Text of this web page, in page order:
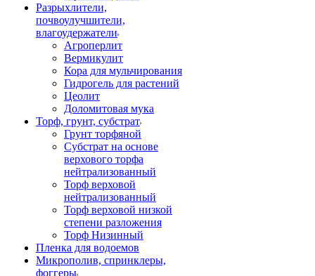
Разрыхлители,
почвоулучшители,
влагоудержатели
Агроперлит
Вермикулит
Кора для мульчирования
Гидрогель для растений
Цеолит
Доломитовая мука
Торф, грунт, субстрат
Грунт торфяной
Субстрат на основе
верхового торфа
нейтрализованный
Торф верховой
нейтрализованный
Торф верховой низкой
степени разложения
Торф Низинный
Пленка для водоемов
Микрополив, спринклеры,
фоггеры